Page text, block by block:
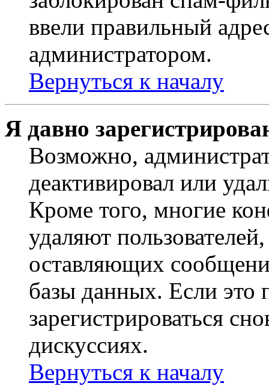
ввели правильный
администратором.
Вернуться к началу
Я давно
Возможно,
деактивировал или
Кроме того, многие
удаляют
оставляющих
базы данных. Если это
зарегистрироваться
дискуссиях.
Вернуться к началу